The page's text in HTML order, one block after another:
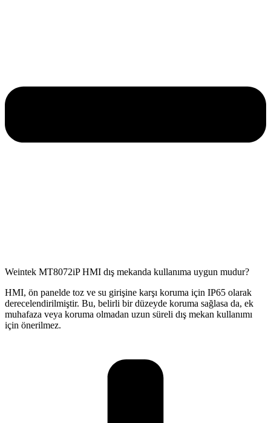
Weintek MT8072iP HMI dış mekanda kullanıma uygun mudur?
HMI, ön panelde toz ve su girişine karşı koruma için IP65 olarak
derecelendirilmiştir. Bu, belirli bir düzeyde koruma sağlasa da, ek
muhafaza veya koruma olmadan uzun süreli dış mekan kullanımı
için önerilmez.